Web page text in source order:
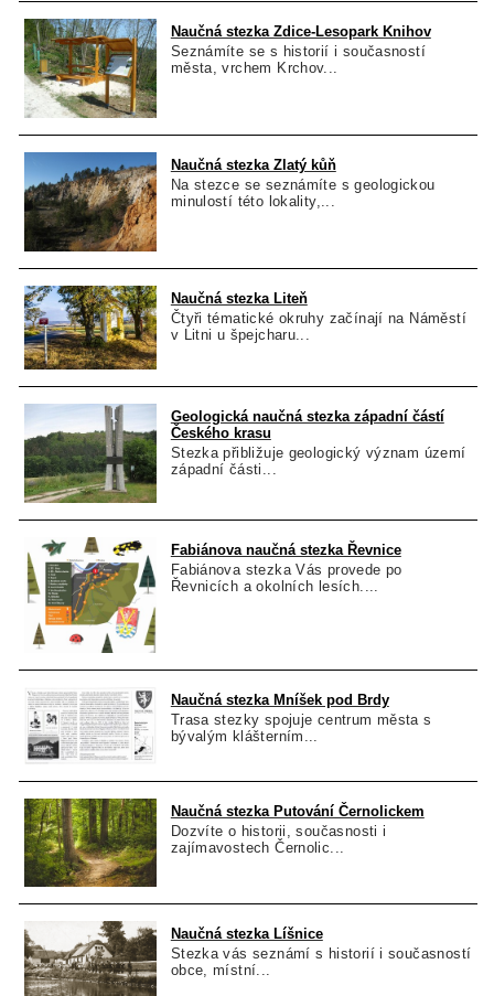
Naučná stezka Zdice-Lesopark Knihov
Seznámíte se s historií i současností
města, vrchem Krchov...
Naučná stezka Zlatý kůň
Na stezce se seznámíte s geologickou
minulostí této lokality,...
Naučná stezka Liteň
Čtyři tématické okruhy začínají na Náměstí
v Litni u špejcharu...
Geologická naučná stezka západní částí
Českého krasu
Stezka přibližuje geologický význam území
západní části...
Fabiánova naučná stezka Řevnice
Fabiánova stezka Vás provede po
Řevnicích a okolních lesích....
Naučná stezka Mníšek pod Brdy
Trasa stezky spojuje centrum města s
bývalým klášterním...
Naučná stezka Putování Černolickem
Dozvíte o historii, současnosti i
zajímavostech Černolic...
Naučná stezka Líšnice
Stezka vás seznámí s historií i současností
obce, místní...